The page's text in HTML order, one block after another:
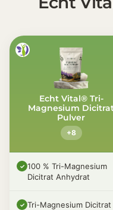
Echt Vital® Tri-
Magnesium
Pulver
+8
✓ 100 % Tri-Magnesium
Dicitrat Anhydrat
✓ Tri-Magnesium Dicitrat